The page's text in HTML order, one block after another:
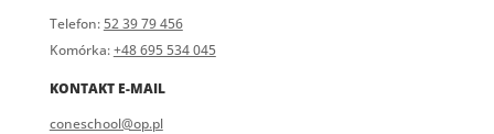
Telefon:52 39 79 456
Komórka:+48 695 534 045
KONTAKT E-MAIL
coneschool@op.pl